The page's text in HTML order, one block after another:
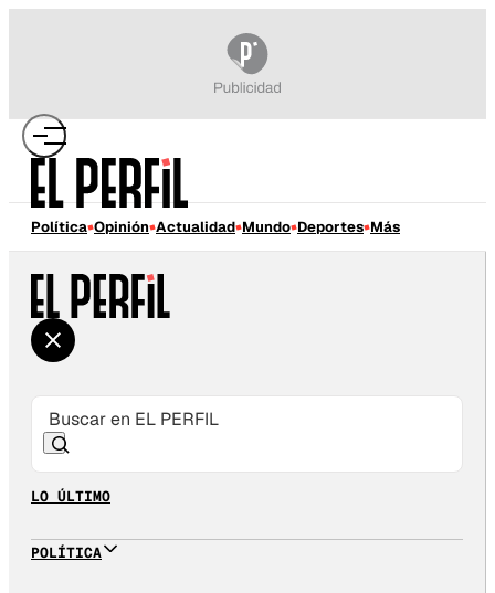
Política Opinión Actualidad Mundo Deportes Más
LO ÚLTIMO
POLÍTICA